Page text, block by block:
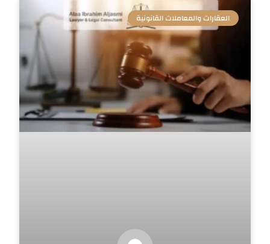
العقارات والمعاملات القانونية